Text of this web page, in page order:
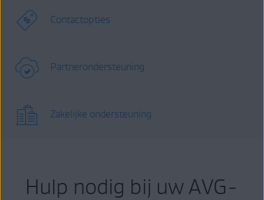
Contactopties
Partnerondersteuning
Zakelijke ondersteuning
Hulp nodig bij uw AVG-